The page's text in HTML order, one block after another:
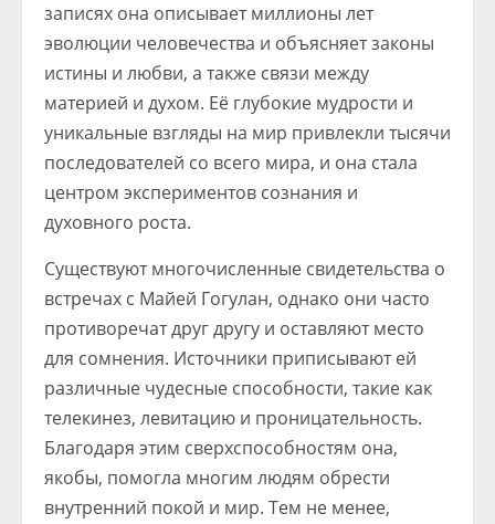
записях она описывает миллионы лет
эволюции человечества и объясняет законы
истины и любви, а также связи между
материей и духом. Её глубокие мудрости и
уникальные взгляды на мир привлекли тысячи
последователей со всего мира, и она стала
центром экспериментов сознания и
духовного роста.
Существуют многочисленные свидетельства о
встречах с Майей Гогулан, однако они часто
противоречат друг другу и оставляют место
для сомнения. Источники приписывают ей
различные чудесные способности, такие как
телекинез, левитацию и проницательность.
Благодаря этим сверхспособностям она,
якобы, помогла многим людям обрести
внутренний покой и мир. Тем не менее,